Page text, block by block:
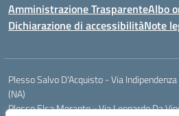
Amministrazione TrasparenteAlbo
Dichiarazione di accessibilitàNote
Plesso Salvo D'Acquisto - Via
(NA)
Plesso Elsa Morante - Via Leonardo Da